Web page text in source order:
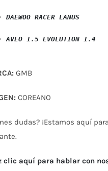
DAEWOO RACER LANUS
AVEO 1.5 EVOLUTION 1.4
GMB
COREANO
dudas? ¡Estamos aquí
clic aquí para hablar con